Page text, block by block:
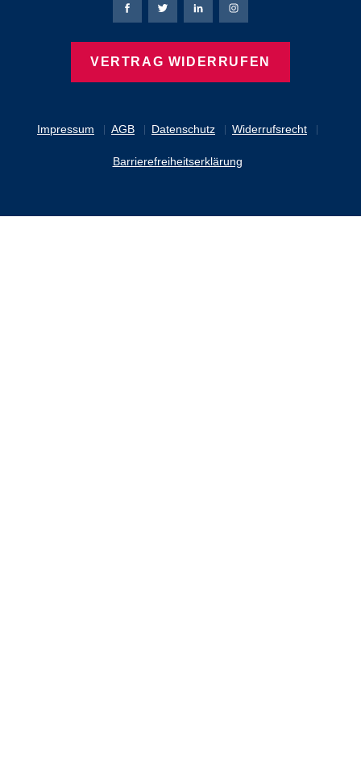
Impressum AGB Datenschutz Widerrufsrecht
Barrierefreiheitserklärung
Bierbaum-Proenen Facebook-Seite
Bierbaum-Proenen Twitter Seite
Bierbaum-Proenen LinkedIn
Bierbaum-Proenen
VERTRAG WIDERRUFEN